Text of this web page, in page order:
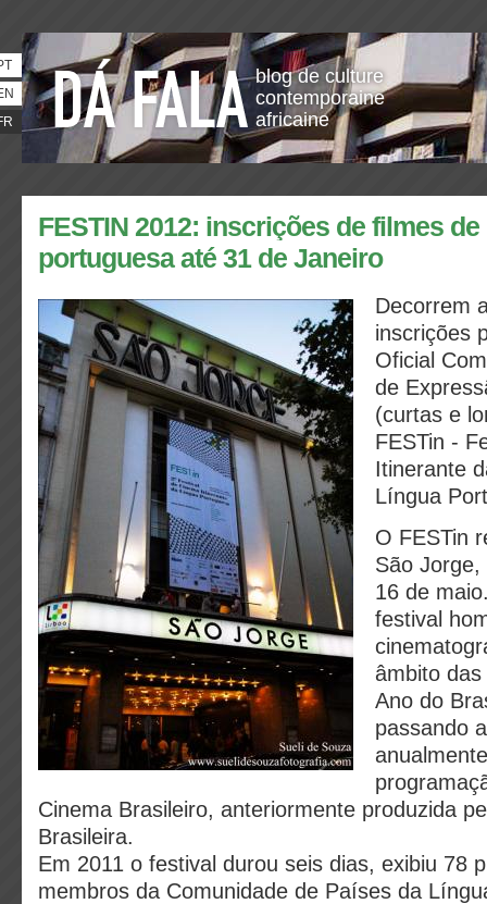
blog de culture
contemporaine
africaine
FESTIN 2012: inscrições de filmes
portuguesa até 31 de Janeiro
Decorrem
inscrições
Oficial
de
(curtas e
FESTin -
Itinerante
Língua
O FESTin
São
16 de
festival
âmbito
Ano do
passando
Cinema Brasileiro, anteriormente produzida
Brasileira.
Em 2011 o festival durou seis dias, exibiu 78
membros da Comunidade de Países da